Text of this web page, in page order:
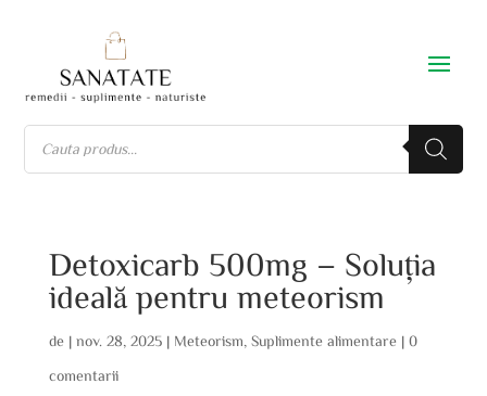
Detoxicarb 500mg – Soluția
ideală pentru meteorism
de | nov. 28, 2025| Meteorism Suplimente alimentare| 0
comentarii